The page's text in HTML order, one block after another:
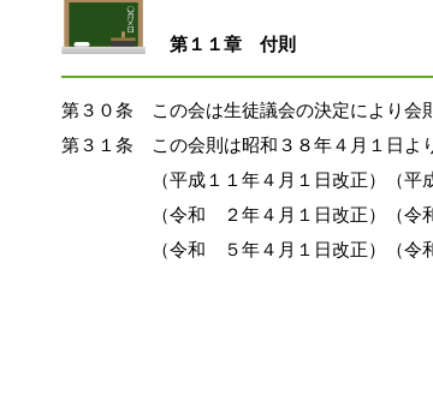
第１１章　付則
第３０条　この会は生徒議会の決定により
第３１条　この会則は昭和３８年４月１日よ
（平成１１年４月１日改正）（平成２
（令和　２年４月１日改正）（令和　
（令和　５年４月１日改正）（令和